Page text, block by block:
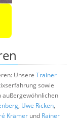
Unsere Trainer
sowie
außergewöhnlichen
, Uwe Ricken,
Krämer und Rainer